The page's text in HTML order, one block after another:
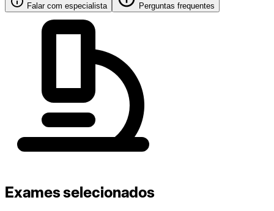
Falar com especialista Perguntas frequentes
Exames selecionados